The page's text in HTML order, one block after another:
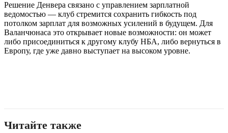
Решение Денвера связано с управлением зарплатной
ведомостью — клуб стремится сохранить гибкость под
потолком зарплат для возможных усилений в будущем. Для
Валанчюнаса это открывает новые возможности: он может
либо присоединиться к другому клубу НБА, либо вернуться в
Европу, где уже давно выступает на высоком уровне.
Читайте также